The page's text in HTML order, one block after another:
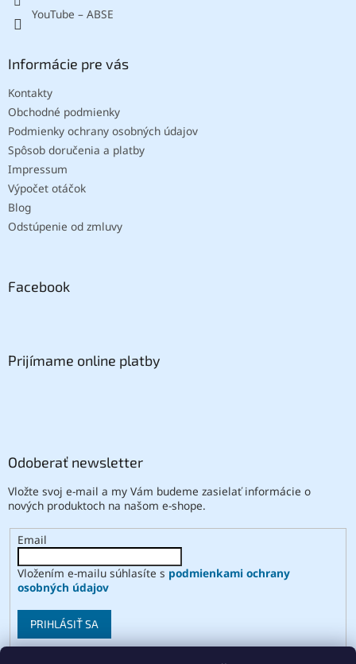
YouTube – ABSE
Informácie pre vás
Kontakty
Obchodné podmienky
Podmienky ochrany osobných údajov
Spôsob doručenia a platby
Impressum
Výpočet otáčok
Blog
Odstúpenie od zmluvy
Facebook
Prijímame online platby
Odoberať newsletter
Vložte svoj e-mail a my Vám budeme zasielať informácie o
nových produktoch na našom e-shope.
Email
Vložením e-mailu súhlasíte s podmienkami ochrany
osobných údajov
PRIHLÁSIŤ SA